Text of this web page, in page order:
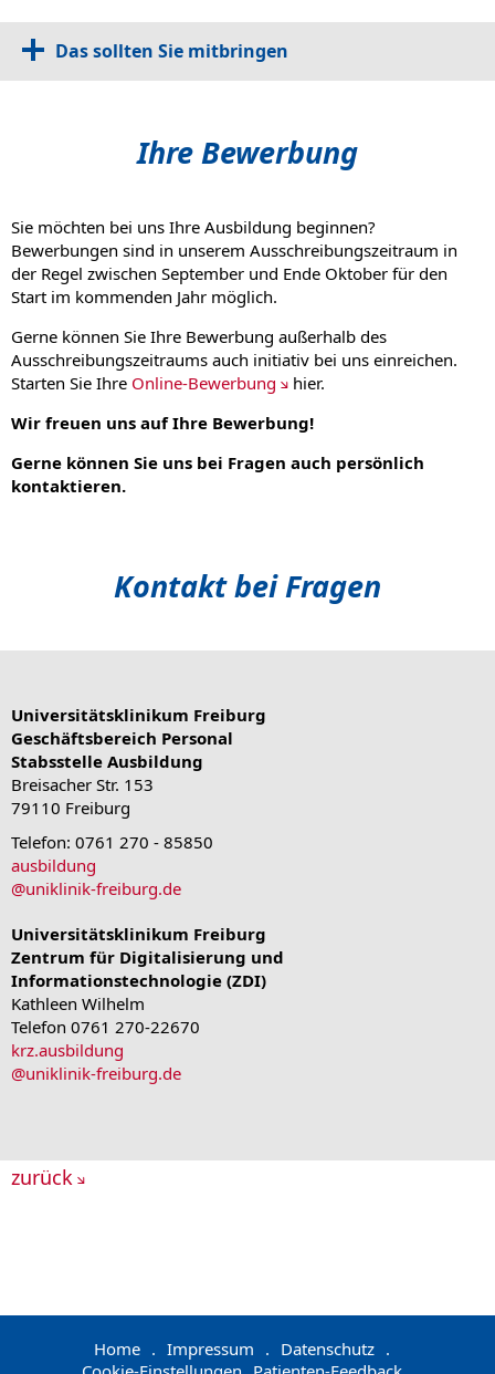
Das sollten Sie mitbringen
Ihre Bewerbung
Sie möchten bei uns Ihre Ausbildung beginnen?
Bewerbungen sind in unserem Ausschreibungszeitraum in
der Regel zwischen September und Ende Oktober für den
Start im kommenden Jahr möglich.
Gerne können Sie Ihre Bewerbung außerhalb des
Ausschreibungszeitraums auch initiativ bei uns einreichen.
Starten Sie Ihre Online-Bewerbung
hier.
Wir freuen uns auf Ihre Bewerbung!
Gerne können Sie uns bei Fragen auch persönlich
kontaktieren.
Kontakt bei Fragen
Universitätsklinikum Freiburg
Geschäftsbereich Personal
Stabsstelle Ausbildung
Breisacher Str. 153
79110 Freiburg
Telefon: 0761 270 - 85850
ausbildung
@uniklinik-freiburg.de
Universitätsklinikum Freiburg
Zentrum für Digitalisierung und
Informationstechnologie (ZDI)
Kathleen Wilhelm
Telefon 0761 270-22670
krz.ausbildung
@uniklinik-freiburg.de
zurück
Home . Impressum . Datenschutz .